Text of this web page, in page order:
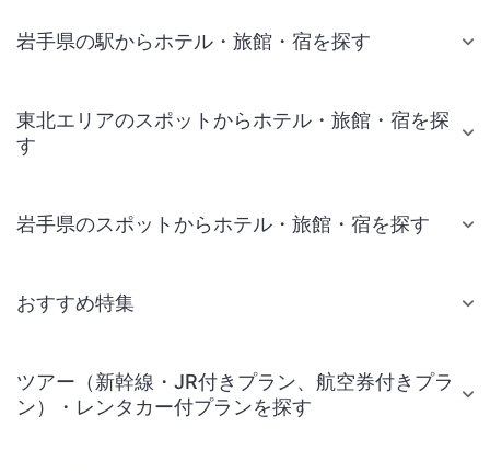
岩手県の駅からホテル・旅館・宿を探す
東北エリアのスポットからホテル・旅館・宿を探
す
岩手県のスポットからホテル・旅館・宿を探す
おすすめ特集
ツアー（新幹線・JR付きプラン、航空券付きプラ
ン）・レンタカー付プランを探す